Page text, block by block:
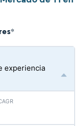
*
experiencia